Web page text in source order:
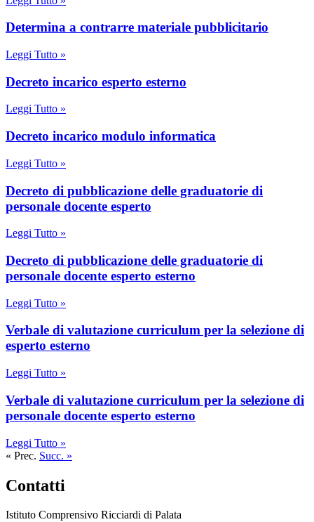
determina a contrarre materiale pubblicitario
Leggi Tutto »
decreto incarico esperto esterno
Leggi Tutto »
decreto incarico modulo informatica
Leggi Tutto »
decreto di pubblicazione delle graduatorie di
personale docente esperto
Leggi Tutto »
decreto di pubblicazione delle graduatorie di
personale docente esperto esterno
Leggi Tutto »
verbale di valutazione curriculum per la selezione di
esperto esterno
Leggi Tutto »
verbale di valutazione curriculum per la selezione di
personale docente esperto esterno
Leggi Tutto »
« Prec. Succ. »
Contatti
Istituto Comprensivo Ricciardi di Palata